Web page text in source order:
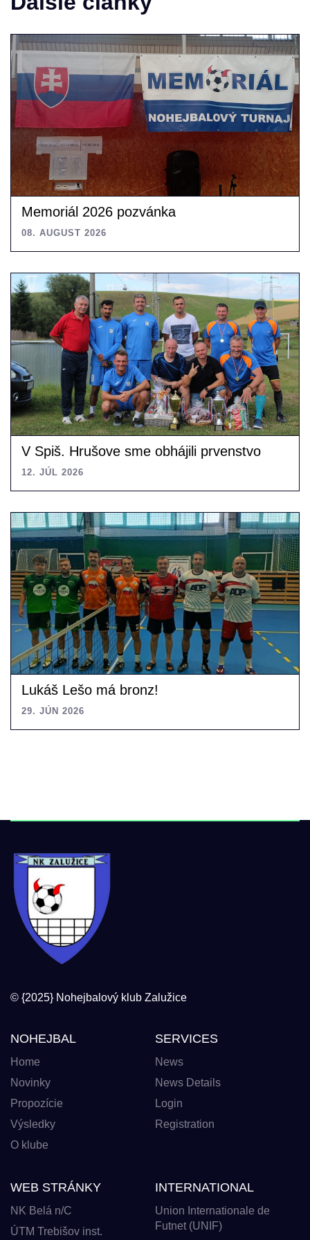
Memoriál 2026 pozvánka
08. AUGUST 2026
V Spiš. Hrušove sme obhájili prvenstvo
12. JÚL 2026
Lukáš Lešo má bronz!
29. JÚN 2026
© {2025} Nohejbalový klub Zalužice
NOHEJBAL
Home
Novinky
Propozície
Výsledky
O klube
SERVICES
News
News Details
Login
Registration
WEB STRÁNKY
NK Belá n/C
ÚTM Trebišov inst.
INTERNATIONAL
Union Internationale de
Futnet (UNIF)